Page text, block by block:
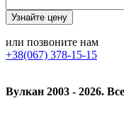
или позвоните нам
+38(067) 378-15-15
Вулкан 2003 - 2026.